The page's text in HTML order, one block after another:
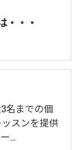
・・・
名までの個
スンを提供
…